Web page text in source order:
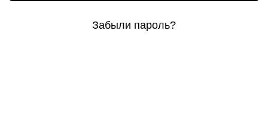
Забыли пароль?